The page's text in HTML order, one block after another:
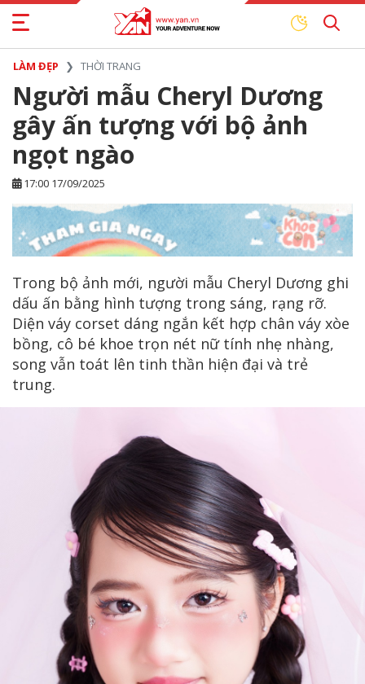
LÀM ĐẸP THỜI TRANG
Người mẫu Cheryl Dương
gây ấn tượng với bộ ảnh
ngọt ngào
17:00 17/09/2025
Trong bộ ảnh mới, người mẫu Cheryl Dương ghi
dấu ấn bằng hình tượng trong sáng, rạng rỡ.
Diện váy corset dáng ngắn kết hợp chân váy xòe
bồng, cô bé khoe trọn nét nữ tính nhẹ nhàng,
song vẫn toát lên tinh thần hiện đại và trẻ
trung.